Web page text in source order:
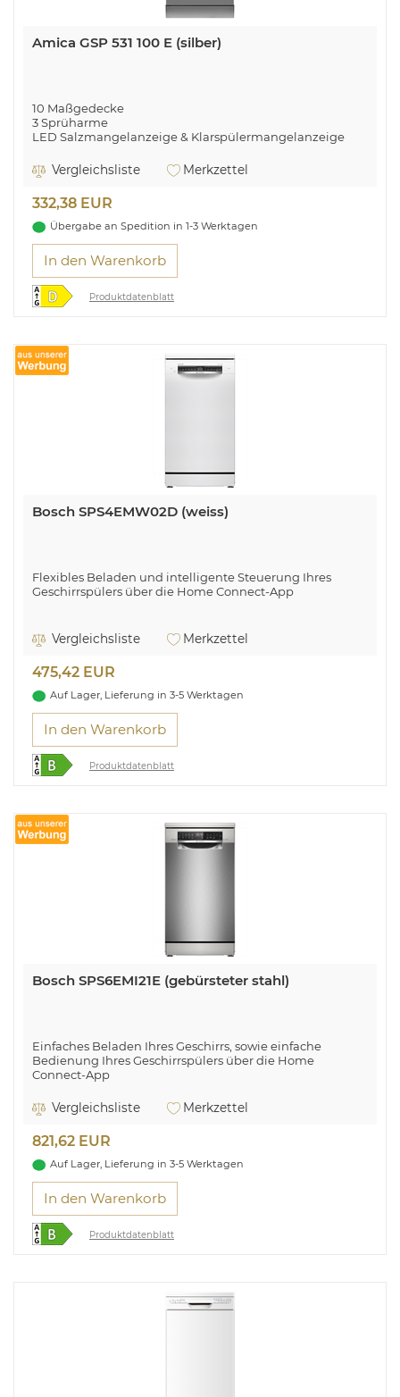
Amica GSP 531 100 E (silber)
10 Maßgedecke
3 Sprüharme
LED Salzmangelanzeige & Klarspülermangelanzeige
Halbbeladung
Restwärmetrocknung
Kindersicherung
Höhenverstellbarkeit Oberkorb
Vergleichsliste Merkzettel
332,38 EUR
Übergabe an Spedition in 1-3 Werktagen
In den Warenkorb
Produktdatenblatt
Bosch SPS4EMW02D (weiss)
Flexibles Beladen und intelligente Steuerung Ihres
Geschirrspülers über die Home Connect-App
Vergleichsliste Merkzettel
475,42 EUR
Auf Lager, Lieferung in 3-5 Werktagen
In den Warenkorb
Produktdatenblatt
Bosch SPS6EMI21E (gebürsteter stahl)
Einfaches Beladen Ihres Geschirrs, sowie einfache
Bedienung Ihres Geschirrspülers über die Home
Connect-App
Vergleichsliste Merkzettel
821,62 EUR
Auf Lager, Lieferung in 3-5 Werktagen
In den Warenkorb
Produktdatenblatt